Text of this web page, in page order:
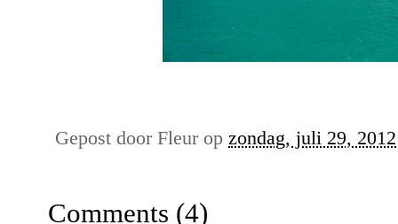
Gepost door Fleur op zondag, juli 29, 2012
Comments (4)